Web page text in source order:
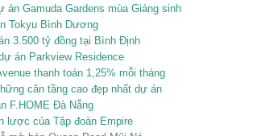
Gamuda Gardens mùa Giáng sinh
Tokyu Bình Dương
3.500 tỷ đồng tại Bình Định
án Parkview Residence
thanh toán 1,25% mỗi tháng
căn tầng cao đẹp nhất dự án
F.HOME Đà Nẵng
lược của Tập đoàn Empire